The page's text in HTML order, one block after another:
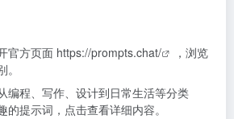
官方页面 https://prompts.chat/
，浏览
编程、写作、设计到日常生活等分类
的提示词，点击查看详细内容。